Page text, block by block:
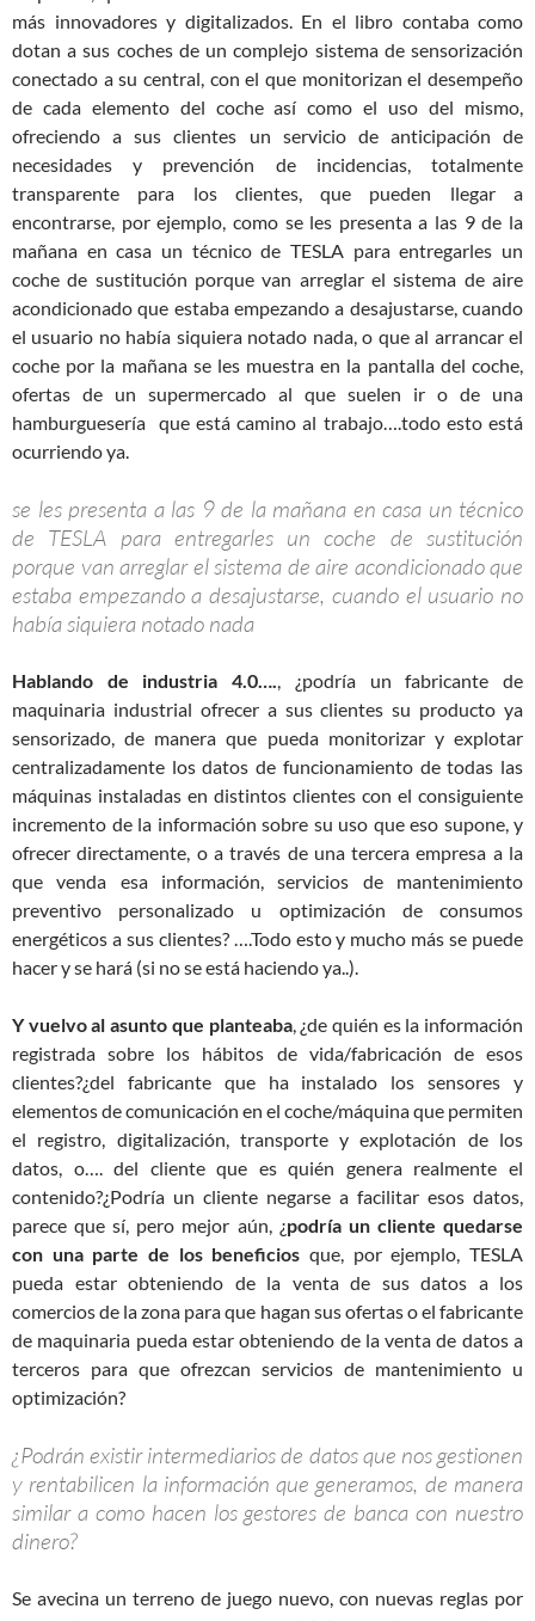
más innovadores y digitalizados. En el libro contaba como
dotan a sus coches de un complejo sistema de sensorización
conectado a su central, con el que monitorizan el desempeño
de cada elemento del coche así como el uso del mismo,
ofreciendo a sus clientes un servicio de anticipación de
necesidades y prevención de incidencias, totalmente
transparente para los clientes, que pueden llegar a
encontrarse, por ejemplo, como se les presenta a las 9 de la
mañana en casa un técnico de TESLA para entregarles un
coche de sustitución porque van arreglar el sistema de aire
acondicionado que estaba empezando a desajustarse, cuando
el usuario no había siquiera notado nada, o que al arrancar el
coche por la mañana se les muestra en la pantalla del coche,
ofertas de un supermercado al que suelen ir o de una
hamburguesería que está camino al trabajo….todo esto está
ocurriendo ya.
se les presenta a las 9 de la mañana en casa un técnico
de TESLA para entregarles un coche de sustitución
porque van arreglar el sistema de aire acondicionado que
estaba empezando a desajustarse, cuando el usuario no
había siquiera notado nada
Hablando de industria 4.0…., ¿podría un fabricante de
maquinaria industrial ofrecer a sus clientes su producto ya
sensorizado, de manera que pueda monitorizar y explotar
centralizadamente los datos de funcionamiento de todas las
máquinas instaladas en distintos clientes con el consiguiente
incremento de la información sobre su uso que eso supone, y
ofrecer directamente, o a través de una tercera empresa a la
que venda esa información, servicios de mantenimiento
preventivo personalizado u optimización de consumos
energéticos a sus clientes? ….Todo esto y mucho más se puede
hacer y se hará (si no se está haciendo ya..).
Y vuelvo al asunto que planteaba, ¿de quién es la información
registrada sobre los hábitos de vida/fabricación de esos
clientes?¿del fabricante que ha instalado los sensores y
elementos de comunicación en el coche/máquina que permiten
el registro, digitalización, transporte y explotación de los
datos, o…. del cliente que es quién genera realmente el
contenido?¿Podría un cliente negarse a facilitar esos datos,
parece que sí, pero mejor aún, ¿podría un cliente quedarse
con una parte de los beneficios que, por ejemplo, TESLA
pueda estar obteniendo de la venta de sus datos a los
comercios de la zona para que hagan sus ofertas o el fabricante
de maquinaria pueda estar obteniendo de la venta de datos a
terceros para que ofrezcan servicios de mantenimiento u
optimización?
¿Podrán existir intermediarios de datos que nos gestionen
y rentabilicen la información que generamos, de manera
similar a como hacen los gestores de banca con nuestro
dinero?
Se avecina un terreno de juego nuevo, con nuevas reglas por